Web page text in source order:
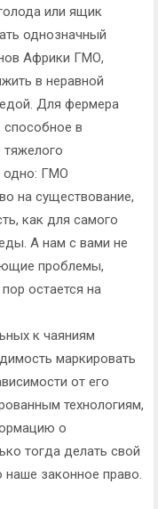
или ящик
однозначный
Африки ГМО,
в неравной
Для фермера
способное в
одно: ГМО
на существование,
как для самого
А нам с вами не
проблемы,
остается на
к чаяниям
маркировать
от его
технологиям,
о
тогда делать свой
законное право.